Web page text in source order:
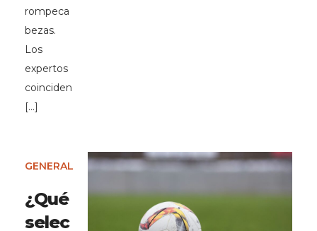
rompeca
bezas.
Los
expertos
coinciden
[…]
GENERAL
¿Qué
selec